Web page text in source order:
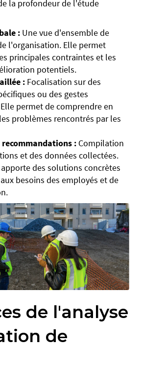
la profondeur de l'étude
: Une vue d'ensemble de
l'organisation. Elle permet
principales contraintes et les
potentiels.
: Focalisation sur des
ou des gestes
permet de comprendre en
problèmes rencontrés par les
: Compilation
et des données collectées.
des solutions concrètes
besoins des employés et de
de l'analyse
de